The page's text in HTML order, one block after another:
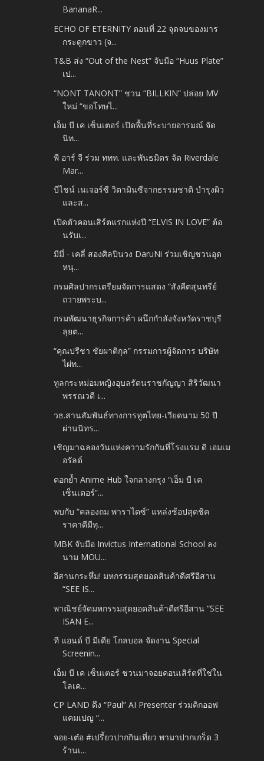
BananaR...
ECHO OF ETERNITY ตอนที่ 22 จุดจบของมาร
กระดูกขาว (จ...
T&B ส่ง “Out of the Nest” จับมือ “Huus Plate”
เป...
“NONT TANONT” ชวน “BILLKIN” ปล่อย MV
ใหม่ “ขอโทษไ...
เอ็ม บี เค เซ็นเตอร์ เปิดพื้นที่ระบายอารมณ์ จัด
นิท...
พี อาร์ จี ร่วม ททท. และพันธมิตร จัด Riverdale
Mar...
บีไชน์ เนเจอร์ซี วิตามินซีจากธรรมชาติ บำรุงผิว
และส...
เปิดตัวคอนเสิร์ตแรกแห่งปี “ELVIS IN LOVE” ต้อ
นรับเ...
มีมี่ - เคลี่ สองศิลปินวง DaruNi ร่วมเชิญชวนอุด
หนุ...
กรมศิลปากรเตรียมจัดการแสดง “สังคีตสุนทรีย์
ถวายพระบ...
กรมพัฒนาธุรกิจการค้า ผนึกกำลังจังหวัดราชบุรี
ลุยต...
“คุณปรีชา ชัยผาติกุล” กรรมการผู้จัดการ บริษัท
ไผ่ท...
ทูลกระหม่อมหญิงอุบลรัตนราชกัญญา สิริวัฒนา
พรรณวดี เ...
วธ.สานสัมพันธ์ทางการทูตไทย-เวียดนาม 50 ปี
ผ่านนิทร...
เชิญมาฉลองวันแห่งความรักกันที่โรงแรม ดิ เอมเม
อรัลด์
ตอกย้ำ Anime Hub ใจกลางกรุง “เอ็ม บี เค
เซ็นเตอร์”...
พบกับ “คลองถม พาราไดซ์” แหล่งช้อปสุดชิค
ราคาดีมีทุ...
MBK จับมือ Invictus International School ลง
นาม MOU...
อีสานกระหึ่ม! มหกรรมสุดยอดสินค้าดีศรีอีสาน
“SEE IS...
พาณิชย์จัดมหกรรมสุดยอดสินค้าดีศรีอีสาน “SEE
ISAN E...
ที แอนด์ บี มีเดีย โกลบอล จัดงาน Special
Screenin...
เอ็ม บี เค เซ็นเตอร์ ชวนมาจอยคอนเสิร์ตที่ใช่ใน
โลเค...
CP LAND ดึง “Paul” AI Presenter ร่วมคิกออฟ
แคมเปญ “...
จอย-เต๋อ #เปรี้ยวปากกินเที่ยว พามาปากเกร็ด 3
ร้านเ...